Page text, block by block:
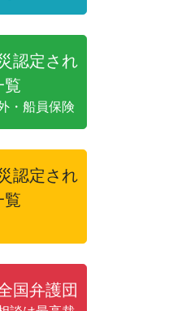
認定され
覧
・船員保険
認定され
覧
国弁護団